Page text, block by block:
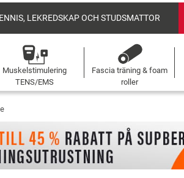
LEKREDSKAP OCH STUDSMATTOR
Muskelstimulering
TENS/EMS
Fascia träning & foam
roller